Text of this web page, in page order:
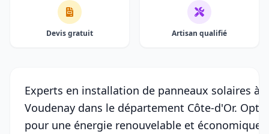
Devis gratuit Artisan qualifié
Experts en installation de panneaux solaires à
Voudenay dans le département Côte-d'Or.
pour une énergie renouvelable et économique